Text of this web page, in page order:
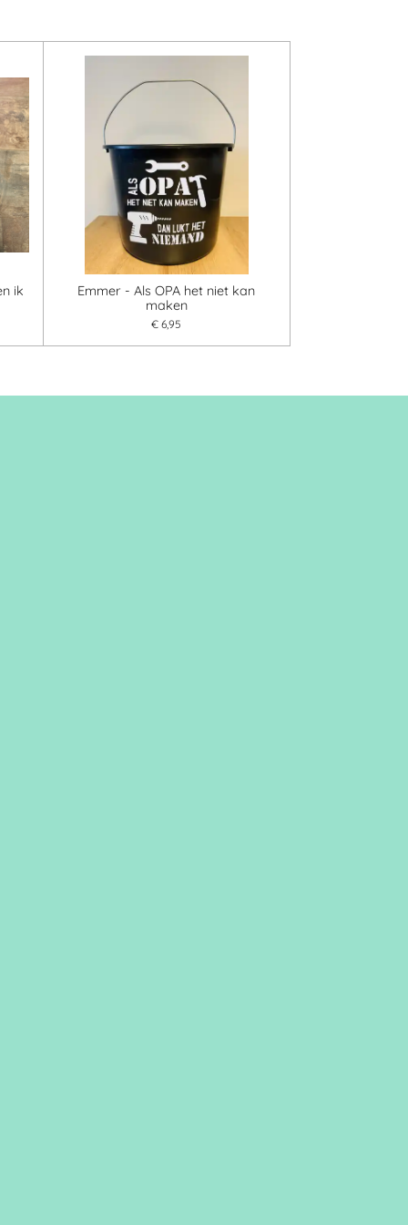
ik
Emmer - Als OPA het niet kan
maken
€ 6,95